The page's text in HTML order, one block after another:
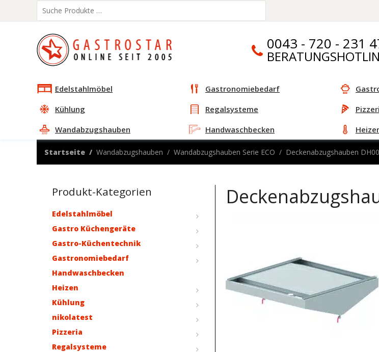
0043 - 720 - 231
Edelstahlmöbel Gastronomiebedarf
Kühlung
Regalsysteme
Wandabzugshauben
Handwaschbecken
Startseite Wandabzugshauben Wandabzugshauben Serie ECO Deckenabzugshauben
Produkt-Kategorien
Edelstahlmöbel
Gastro Küchengeräte
Gastro-Küchentechnik
Gastronomiebedarf
Handwaschbecken
Heizen
Kühlung
nikolatest
Pizzeria
Regalsysteme